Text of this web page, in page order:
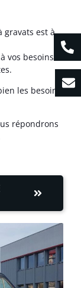
gravats est à
vos besoins,
les besoins
répondrons